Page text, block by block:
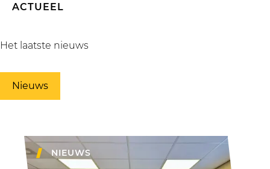
Het laatste nieuws
Nieuws
ACTUEEL
NIEUWS